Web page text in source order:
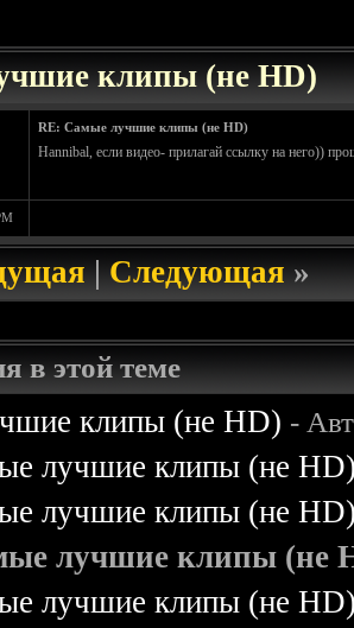
клипы (не HD)
RE: Самые лучшие клипы (не HD)
Hannibal, если видео- прилагай ссылку на него))
|Следующая»
в этой теме
клипы (не HD) -
лучшие клипы (не
лучшие клипы (не
лучшие клипы (не
лучшие клипы (не